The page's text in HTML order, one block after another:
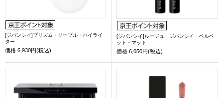
[ジバンシイ]プリズム・リーブル・ハイライ
ター
価格 6,930円(税込)
[ジバンシイ]ルージュ・ジバンシイ・ベルベ
ット・マット
価格 6,050円(税込)